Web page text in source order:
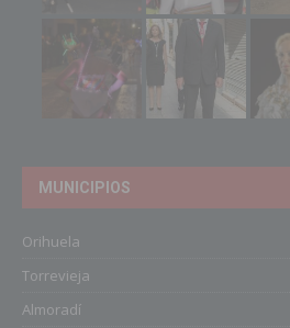
MUNICIPIOS
Orihuela
Torrevieja
Almoradí